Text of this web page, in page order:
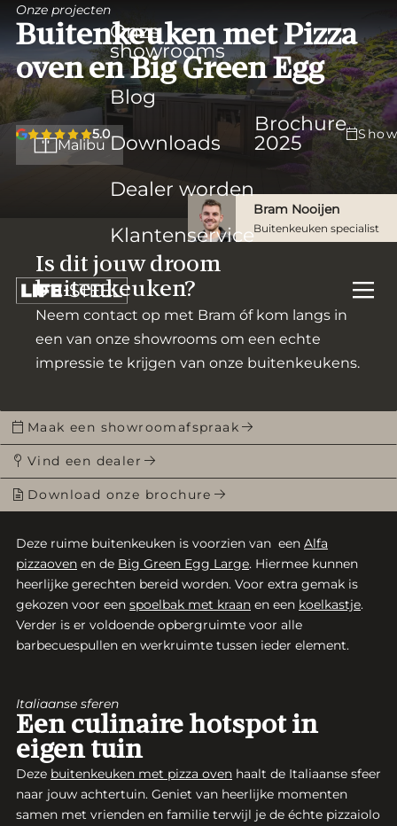
5.0
Onze
showrooms
Blog
Downloads
Dealer worden
Klantenservice
Brochure
2025
Onze projecten
Buitenkeuken met Pizza
oven en Big Green Egg
Malibu
Bram Nooijen
Buitenkeuken specialist
Is dit jouw droom
buitenkeuken?
Neem contact op met Bram óf kom langs in
een van onze showrooms om een echte
impressie te krijgen van onze buitenkeukens.
Maak een showroomafspraak
Vind een dealer
Download onze brochure
Deze ruime buitenkeuken is voorzien van een Alfa
pizzaoven en de Big Green Egg Large. Hiermee kunnen
heerlijke gerechten bereid worden. Voor extra gemak is
gekozen voor een spoelbak met kraan en een koelkastje.
Verder is er voldoende opbergruimte voor alle
barbecuespullen en werkruimte tussen ieder element.
Italiaanse sferen
Een culinaire hotspot in
eigen tuin
Deze buitenkeuken met pizza oven haalt de Italiaanse sfeer
naar jouw achtertuin. Geniet van heerlijke momenten
samen met vrienden en familie terwijl je de échte pizzaiolo